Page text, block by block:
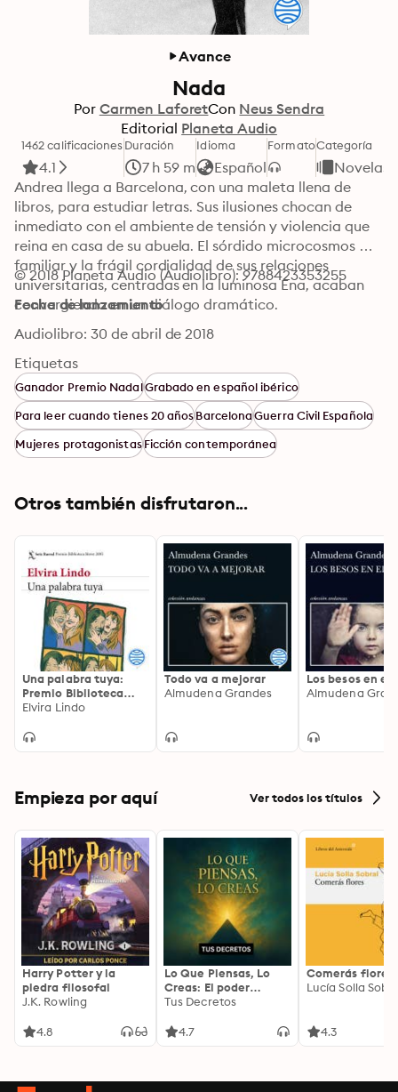
Avance
Nada
Por Carmen LaforetCon Neus Sendra
Editorial Planeta Audio
1462 calificaciones
4.1
Duración
7 h 59 m
Idioma
Español
FormatoCategoría
Novelas
Andrea llega a Barcelona, con una maleta llena de
libros, para estudiar letras. Sus ilusiones chocan de
inmediato con el ambiente de tensión y violencia que
reina en casa de su abuela. El sórdido microcosmos
familiar y la frágil cordialidad de sus relaciones
universitarias, centradas en la luminosa Ena, acaban
convergiendo en un diálogo dramático.
© 2018 Planeta Audio (Audiolibro): 9788423353255
Fecha de lanzamiento
Audiolibro: 30 de abril de 2018
Etiquetas
Ganador Premio NadalGrabado en español ibérico
Para leer cuando tienes 20 añosBarcelonaGuerra Civil Española
Mujeres protagonistasFicción contemporánea
Otros también disfrutaron...
Una palabra tuya:
Premio Biblioteca
Breve 2005
Elvira Lindo
Todo va a mejorar
Almudena Grandes
Los besos en el
Almudena
Empieza por aquí Ver todos los títulos
Harry Potter y la
piedra filosofal
J.K. Rowling
4.8
Lo Que Piensas, Lo
Creas: El poder
invisible de tus
tu energía para
Tus Decretos
4.7
Comerás flores
Lucía Solla
4.3